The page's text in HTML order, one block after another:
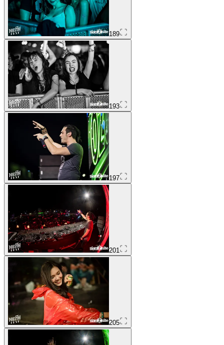
189
193
197
201
205